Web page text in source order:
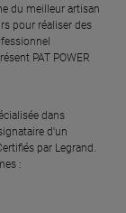
du meilleur artisan
pour réaliser des
PAT POWER
dans
d'un
par Legrand​.
: